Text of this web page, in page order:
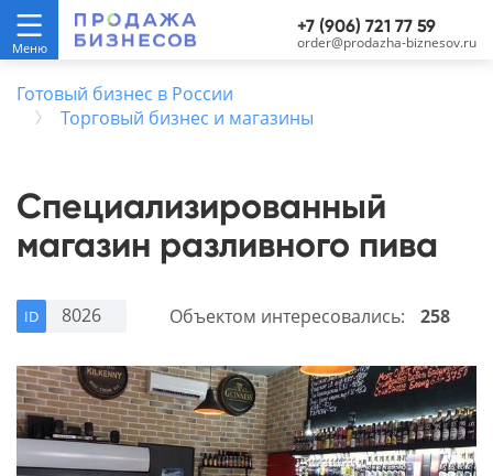
+7 (906) 721 77 59
order@prodazha-biznesov.ru
Готовый бизнес в России
Торговый бизнес и магазины
Специализированный
магазин разливного пива
ID 8026 Объектом интересовались: 258